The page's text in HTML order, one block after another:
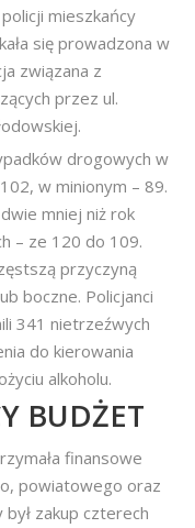
mieszkańcy
się prowadzona w
związana z
przez ul.
drogowych w
w minionym – 89.
mniej niż rok
– ze 120 do 109.
przyczyną
boczne. Policjanci
341 nietrzeźwych
do kierowania
alkoholu.
BUDŻET
finansowe
powiatowego oraz
zakup czterech